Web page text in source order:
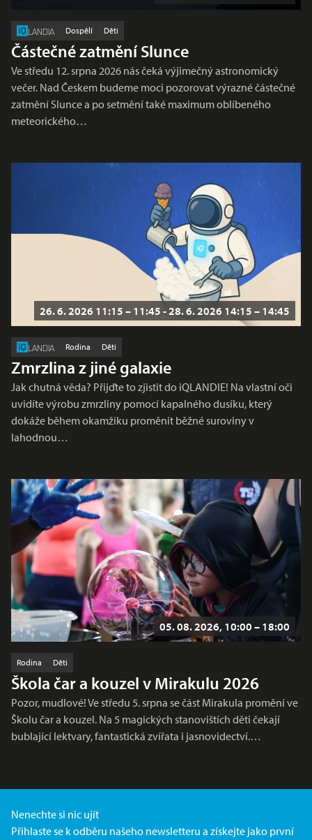
LANDIA Dospělí Děti
Částečné zatmění Slunce
Ve středu 12. srpna 2026 nás čeká výjimečný astronomický
večer. Nad Českem budeme moci pozorovat výrazné částečné
zatmění Slunce a po setmění také maximum oblíbeného
meteorického…
26. 6. 2026 11:15 – 11:45 - 28. 6. 2026 14:15 – 14:45
LANDIA Rodina Děti
Zmrzlina z jiné galaxie
Jak chutná věda? Přijďte to zjistit do iQLANDIE! Na vlastní oči
uvidíte výrobu zmrzliny pomocí kapalného dusíku, který
dokáže během okamžiku proměnit běžné suroviny v
lahodnou…
05. 08. 2026, 10:00 – 18:00
Rodina Děti
Škola čar a kouzel v Mirakulu 2026
Pozor, mudlové! Ve středu 5. srpna se část Mirakula promění ve
Školu čar a kouzel. Na 5 magických stanovištích děti čekají
bublající lektvary, fantastická zvířata i jasnovidectví.…
Nenechte si nic ujít
Přihlaste se k odběru našeho newsletteru a získejte jako první